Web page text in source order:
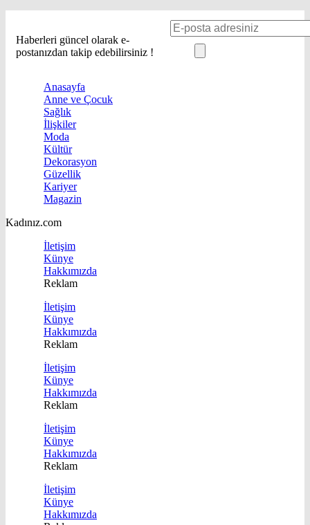
Haberleri güncel olarak e-
postanızdan takip edebilirsiniz !
Anasayfa
Anne ve Çocuk
Sağlık
İlişkiler
Moda
Kültür
Dekorasyon
Güzellik
Kariyer
Magazin
Kadınız.com
İletişim
Künye
Hakkımızda
Reklam
İletişim
Künye
Hakkımızda
Reklam
İletişim
Künye
Hakkımızda
Reklam
İletişim
Künye
Hakkımızda
Reklam
İletişim
Künye
Hakkımızda